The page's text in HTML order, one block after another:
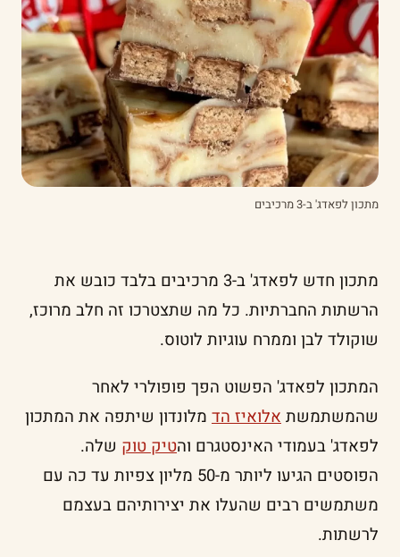
מתכון לפאדג' ב-3 מרכיבים
מתכון חדש לפאדג' ב-3 מרכיבים בלבד כובש את
הרשתות החברתיות. כל מה שתצטרכו זה חלב מרוכז,
שוקולד לבן וממרח עוגיות לוטוס.
המתכון לפאדג' הפשוט הפך פופולרי לאחר
שהמשתמשתאלואיז הד מלונדון שיתפה את המתכון
לפאדג' בעמודי האינסטגרם והטיק טוק שלה.
הפוסטים הגיעו ליותר מ-50 מליון צפיות עד כה עם
משתמשים רבים שהעלו את יצירותיהם בעצמם
לרשתות.